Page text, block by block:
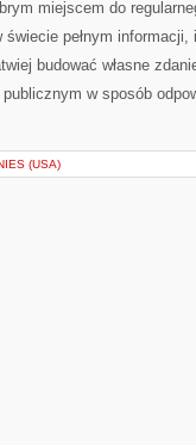
miejscem do
świecie pełnym
budować własne
w sposób
(USA)